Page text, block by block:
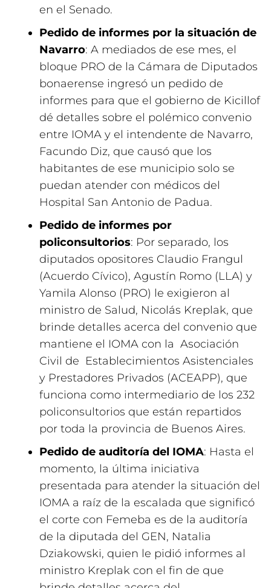
en el Senado.
Pedido de informes por la situación de
Navarro: A mediados de ese mes, el
bloque PRO de la Cámara de Diputados
bonaerense ingresó un pedido de
informes para que el gobierno de Kicillof
dé detalles sobre el polémico convenio
entre IOMA y el intendente de Navarro,
Facundo Diz, que causó que los
habitantes de ese municipio solo se
puedan atender con médicos del
Hospital San Antonio de Padua.
Pedido de informes por
policonsultorios: Por separado, los
diputados opositores Claudio Frangul
(Acuerdo Cívico), Agustín Romo (LLA) y
Yamila Alonso (PRO) le exigieron al
ministro de Salud, Nicolás Kreplak, que
brinde detalles acerca del convenio que
mantiene el IOMA con la Asociación
Civil de Establecimientos Asistenciales
y Prestadores Privados (ACEAPP), que
funciona como intermediario de los 232
policonsultorios que están repartidos
por toda la provincia de Buenos Aires.
Pedido de auditoría del IOMA: Hasta el
momento, la última iniciativa
presentada para atender la situación del
IOMA a raíz de la escalada que significó
el corte con Femeba es de la auditoría
de la diputada del GEN, Natalia
Dziakowski, quien le pidió informes al
ministro Kreplak con el fin de que